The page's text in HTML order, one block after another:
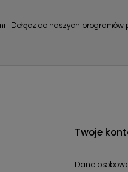
! Dołącz do naszych
Twoje
Dane